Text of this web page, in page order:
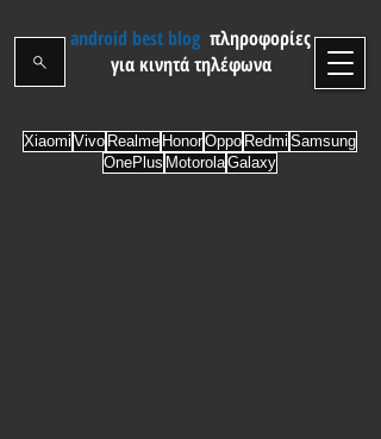
android best blog πληροφορίες
για κινητά τηλέφωνα
Xiaomi Vivo Realme HonorOppo Redmi Samsung
OnePlus MotorolaGalaxy